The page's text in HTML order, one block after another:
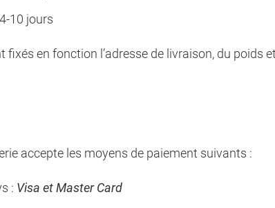
10 jours
fixés en fonction l’adresse de livraison, du poids
accepte les moyens de paiement suivants :
: Visa et Master Card